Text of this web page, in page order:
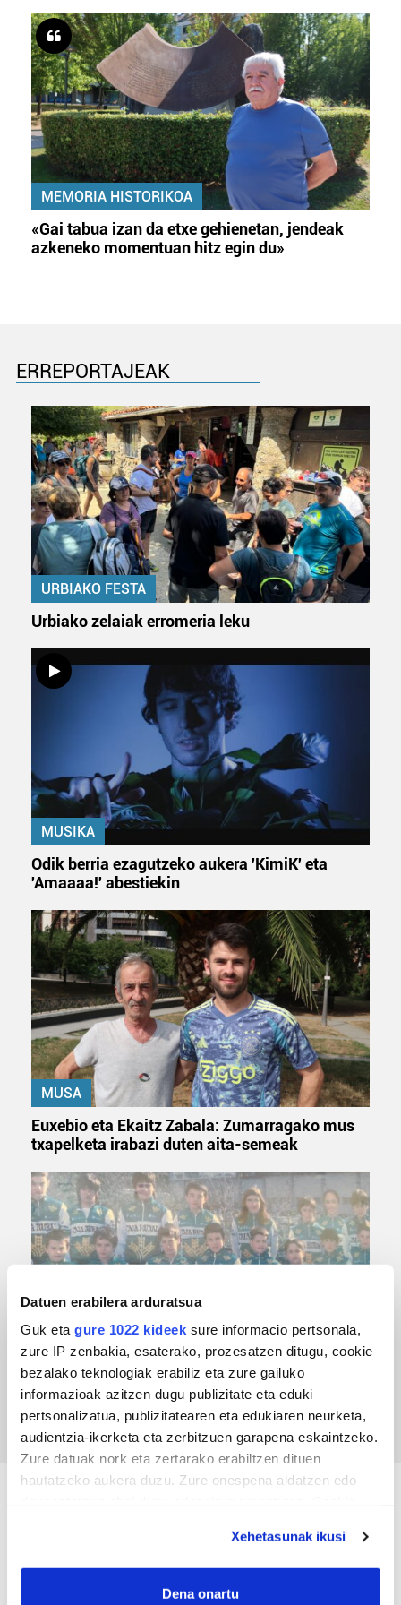
Datuen erabilera arduratsua
Guk eta gure 1022 kideek sure informacio pertsonala,
zure IP zenbakia, esaterako, prozesatzen ditugu, cookie
bezalako teknologiak erabiliz eta zure gailuko
informazioak azitzen dugu publizitate eta eduki
pertsonalizatua, publizitatearen eta edukiaren neurketa,
audientzia-ikerketa eta zerbitzuen garapena eskaintzeko.
Zure datuak nork eta zertarako erabiltzen dituen
hautatzeko aukera duzu. Zure onespena aldatzen edo
If you allow, we would also like to:
Collect information about your geographical
Xehetasunak ikusi
Dena onartu
MEMORIA HISTORIKOA
«Gai tabua izan da etxe gehienetan, jendeak
azkeneko momentuan hitz egin du»
ERREPORTAJEAK
URBIAKO FESTA
Urbiako zelaiak erromeria leku
MUSIKA
Odik berria ezagutzeko aukera 'KimiK' eta
'Amaaaa!' abestiekin
MUSA
Euxebio eta Ekaitz Zabala: Zumarragako mus
txapelketa irabazi duten aita-semeak
TXIRRINDULARITZA
Tourreko goierritarrak
KIROLA